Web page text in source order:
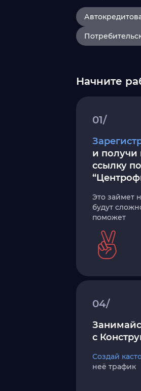
Начните
01/
и получи
ссылку
Это займет
будут
поможет
04/
с
Создай
неё трафик